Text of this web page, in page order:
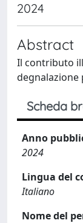
2024
Abstract
Il contributo
degnalazione
Scheda
Anno
2024
Lingua del
Italiano
Nome del